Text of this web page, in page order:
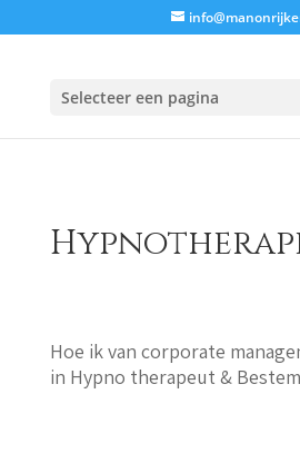
Selecteer een pagina
Hoe ik van corporate
in Hypno therapeut &